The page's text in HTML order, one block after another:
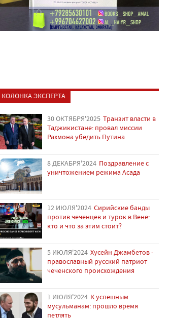
КОЛОНКА ЭКСПЕРТА
30 ОКТЯБРЯ'2025 Транзит власти в
Таджикистане: провал миссии
Рахмона убедить Путина
8 ДЕКАБРЯ'2024 Поздравление с
уничтожением режима Асада
12 ИЮЛЯ'2024 Сирийские банды
против чеченцев и турок в Вене:
кто и что за этим стоит?
5 ИЮЛЯ'2024 Хусейн Джамбетов -
православный русский патриот
чеченского происхождения
1 ИЮЛЯ'2024 К успешным
мусульманам: прошло время
петлять